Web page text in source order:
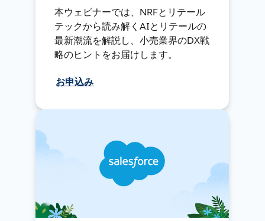
本ウェビナーでは、NRFとリテール
テックから読み解くAIとリテールの
最新潮流を解説し、小売業界のDX戦
略のヒントをお届けします。
お申込み